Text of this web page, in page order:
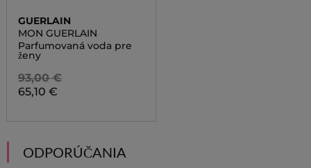
GUERLAIN
MON GUERLAIN
Parfumovaná voda pre
ženy
93,00 €
65,10 €
ODPORÚČANIA